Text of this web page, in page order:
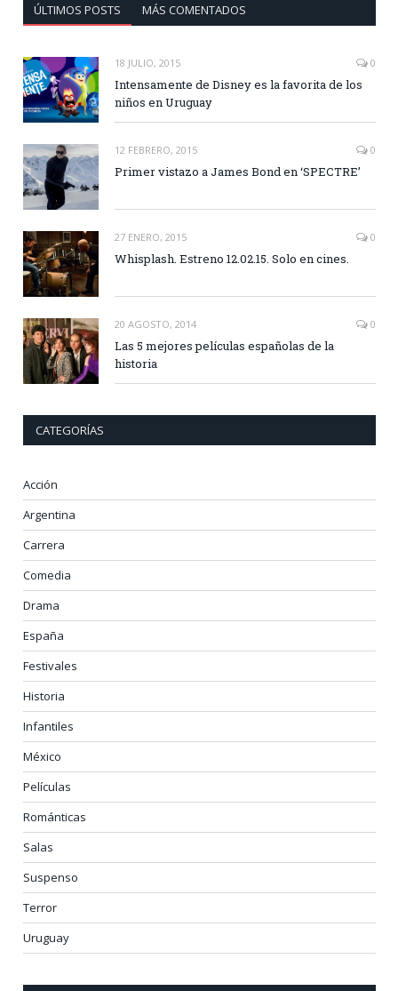
ÚLTIMOS POSTS MÁS COMENTADOS
18 JULIO, 2015 0
Intensamente de Disney es la favorita de los
niños en Uruguay
12 FEBRERO, 2015 0
Primer vistazo a James Bond en ‘SPECTRE’
27 ENERO, 2015 0
Whisplash. Estreno 12.02.15. Solo en cines.
20 AGOSTO, 2014 0
Las 5 mejores películas españolas de la
historia
CATEGORÍAS
Acción
Argentina
Carrera
Comedia
Drama
España
Festivales
Historia
Infantiles
México
Películas
Románticas
Salas
Suspenso
Terror
Uruguay